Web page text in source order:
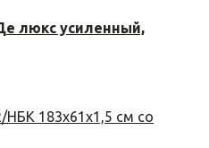
люкс усиленный,